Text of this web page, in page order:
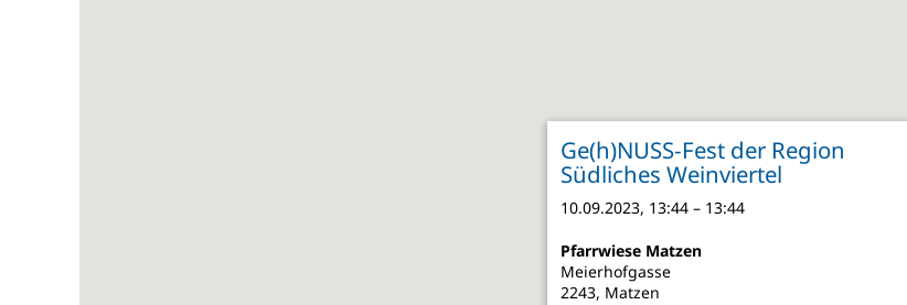
Ge(h)NUSS-Fest der Region
Südliches Weinviertel
10.09.2023, 13:44 – 13:44
Pfarrwiese Matzen
Meierhofgasse
2243, Matzen